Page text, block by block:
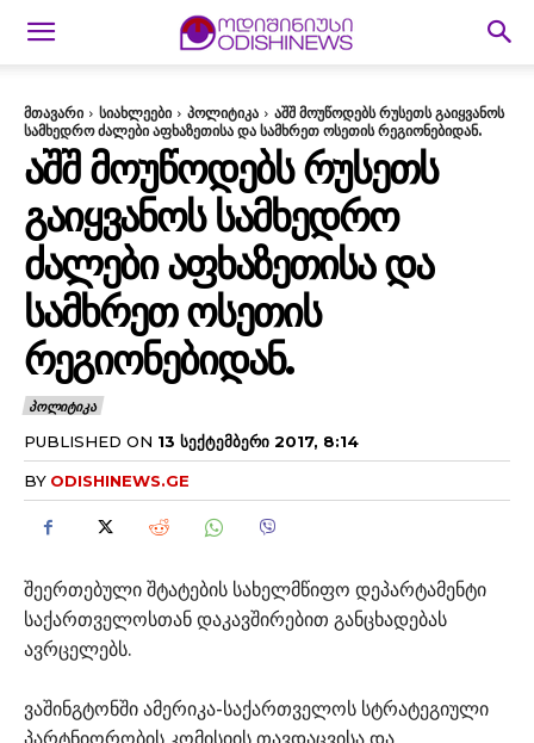
მთავარი სიახლეები პოლიტიკა
აშშ მოუწოდებს რუსეთს გაიყვანოს
სამხედრო ძალები აფხაზეთისა და სამხრეთ ოსეთის რეგიონებიდან.
ᲐᲨᲨ ᲛᲝᲣᲬᲝᲓᲔᲑᲡ ᲠᲣᲡᲔᲗᲡ
ᲒᲐᲘᲧᲕᲐᲜᲝᲡ ᲡᲐᲛᲮᲔᲓᲠᲝ
ᲫᲐᲚᲔᲑᲘ ᲐᲤᲮᲐᲖᲔᲗᲘᲡᲐ ᲓᲐ
ᲡᲐᲛᲮᲠᲔᲗ ᲝᲡᲔᲗᲘᲡ
ᲠᲔᲒᲘᲝᲜᲔᲑᲘᲓᲐᲜ.
ᲞᲝᲚᲘᲢᲘᲙᲐ
PUBLISHED ON 13 ᲡᲔᲥᲢᲔᲛᲑᲔᲠᲘ 2017, 8:14
BY ODISHINEWS.GE
შეერთებული შტატების სახელმწიფო დეპარტამენტი
საქართველოსთან დაკავშირებით განცხადებას
ავრცელებს.
ვაშინგტონში ამერიკა-საქართველოს სტრატეგიული